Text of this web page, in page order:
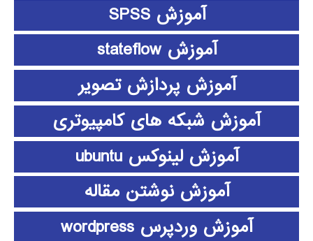
آموزش SPSS
آموزش stateflow
آموزش پردازش تصویر
آموزش شبکه های کامپیوتری
آموزش لینوکس ubuntu
آموزش نوشتن مقاله
آموزش وردپرس wordpress